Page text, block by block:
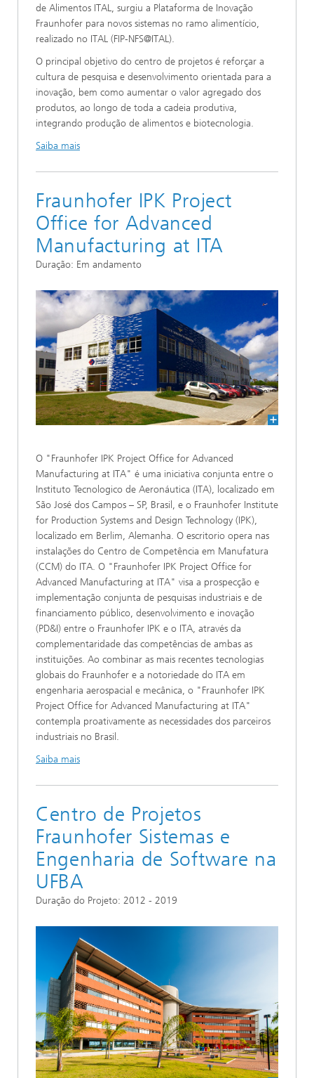
de Alimentos ITAL, surgiu a Plataforma de Inovação
Fraunhofer para novos sistemas no ramo alimentício,
realizado no ITAL (FIP-NFS@ITAL).
O principal objetivo do centro de projetos é reforçar a
cultura de pesquisa e desenvolvimento orientada para a
inovação, bem como aumentar o valor agregado dos
produtos, ao longo de toda a cadeia produtiva,
integrando produção de alimentos e biotecnologia.
Saiba mais
Fraunhofer IPK Project
Office for Advanced
Manufacturing at ITA
Duração: Em andamento
O "Fraunhofer IPK Project Office for Advanced
Manufacturing at ITA" é uma iniciativa conjunta entre o
Instituto Tecnologico de Aeronáutica (ITA), localizado em
São José dos Campos – SP, Brasil, e o Fraunhofer Institute
for Production Systems and Design Technology (IPK),
localizado em Berlim, Alemanha. O escritorio opera nas
instalações do Centro de Competência em Manufatura
(CCM) do ITA. O "Fraunhofer IPK Project Office for
Advanced Manufacturing at ITA" visa a prospecção e
implementação conjunta de pesquisas industriais e de
financiamento público, desenvolvimento e inovação
(PD&I) entre o Fraunhofer IPK e o ITA, através da
complementaridade das competências de ambas as
instituições. Ao combinar as mais recentes tecnologias
globais do Fraunhofer e a notoriedade do ITA em
engenharia aerospacial e mecânica, o "Fraunhofer IPK
Project Office for Advanced Manufacturing at ITA"
contempla proativamente as necessidades dos parceiros
industriais no Brasil.
Saiba mais
Centro de Projetos
Fraunhofer Sistemas e
Engenharia de Software na
UFBA
Duração do Projeto: 2012 - 2019